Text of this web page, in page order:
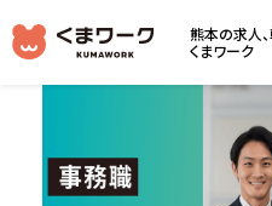
熊本の求人
くまワーク